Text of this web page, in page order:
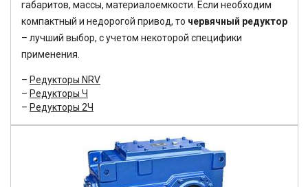
габаритов, массы, материалоемкости. Если необходим
компактный и недорогой привод, то червячный редуктор
– лучший выбор, с учетом некоторой специфики
применения.
Редукторы NRV
Редукторы Ч
Редукторы 2Ч